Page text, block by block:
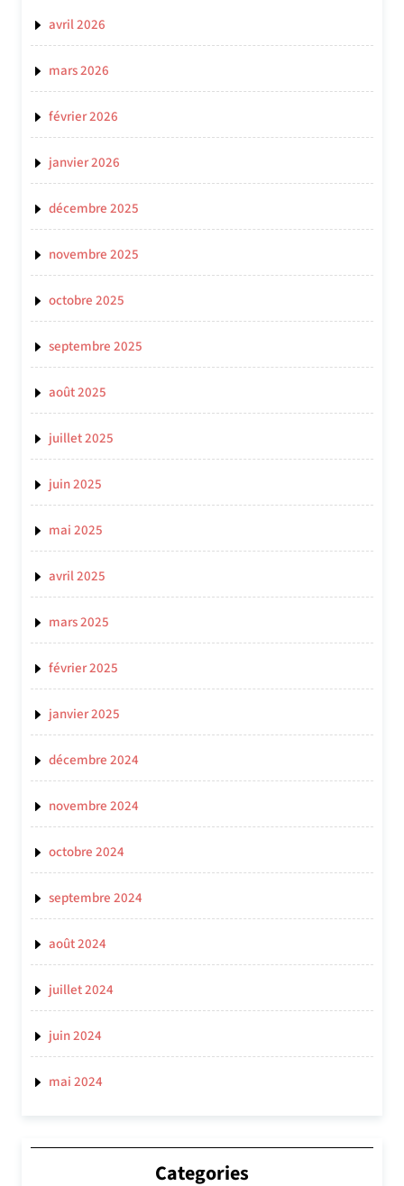
avril 2026
mars 2026
février 2026
janvier 2026
décembre 2025
novembre 2025
octobre 2025
septembre 2025
août 2025
juillet 2025
juin 2025
mai 2025
avril 2025
mars 2025
février 2025
janvier 2025
décembre 2024
novembre 2024
octobre 2024
septembre 2024
août 2024
juillet 2024
juin 2024
mai 2024
Categories